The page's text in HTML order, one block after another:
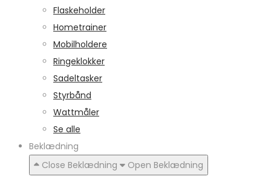
Flaskeholder
Hometrainer
Mobilholdere
Ringeklokker
Sadeltasker
Styrbånd
Wattmåler
Se alle
Beklædning
Close Beklædning
Open Beklædning